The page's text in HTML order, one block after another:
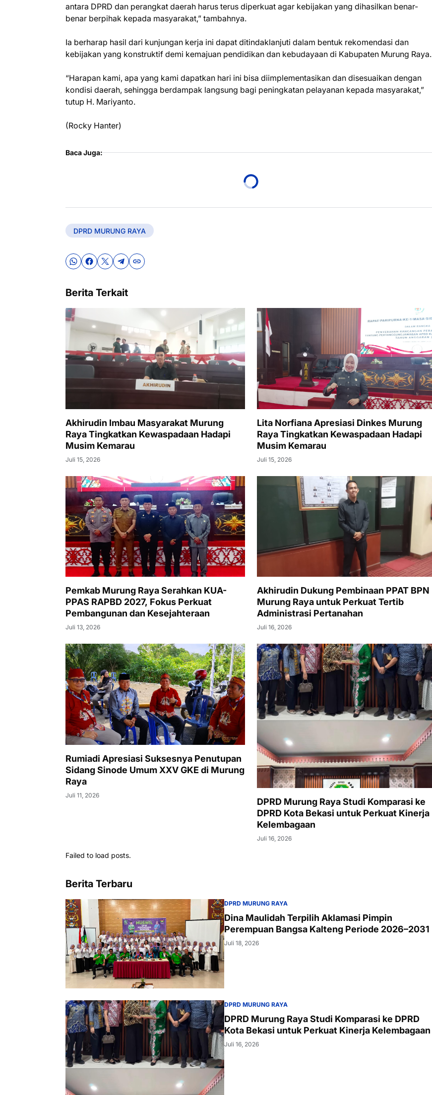
antara DPRD dan perangkat daerah harus terus diperkuat agar kebijakan yang dihasilkan benar-
benar berpihak kepada masyarakat,” tambahnya.
Ia berharap hasil dari kunjungan kerja ini dapat ditindaklanjuti dalam bentuk rekomendasi dan
kebijakan yang konstruktif demi kemajuan pendidikan dan kebudayaan di Kabupaten Murung Raya.
“Harapan kami, apa yang kami dapatkan hari ini bisa diimplementasikan dan disesuaikan dengan
kondisi daerah, sehingga berdampak langsung bagi peningkatan pelayanan kepada masyarakat,”
tutup H. Mariyanto.
(Rocky Hanter)
Baca Juga:
DPRD MURUNG RAYA
Berita Terkait
Akhirudin Imbau Masyarakat Murung
Raya Tingkatkan Kewaspadaan Hadapi
Musim Kemarau
Juli 15, 2026
Lita Norfiana Apresiasi Dinkes Murung
Raya Tingkatkan Kewaspadaan Hadapi
Musim Kemarau
Juli 15, 2026
Pemkab Murung Raya Serahkan KUA-
PPAS RAPBD 2027, Fokus Perkuat
Pembangunan dan Kesejahteraan
Juli 13, 2026
Akhirudin Dukung Pembinaan PPAT BPN
Murung Raya untuk Perkuat Tertib
Administrasi Pertanahan
Juli 16, 2026
Rumiadi Apresiasi Suksesnya Penutupan
Sidang Sinode Umum XXV GKE di Murung
Raya
Juli 11, 2026
DPRD Murung Raya Studi Komparasi ke
DPRD Kota Bekasi untuk Perkuat Kinerja
Kelembagaan
Juli 16, 2026
Failed to load posts.
Berita Terbaru
DPRD MURUNG RAYA
Dina Maulidah Terpilih Aklamasi Pimpin
Perempuan Bangsa Kalteng Periode 2026–2031
Juli 18, 2026
DPRD MURUNG RAYA
DPRD Murung Raya Studi Komparasi ke DPRD
Kota Bekasi untuk Perkuat Kinerja Kelembagaan
Juli 16, 2026